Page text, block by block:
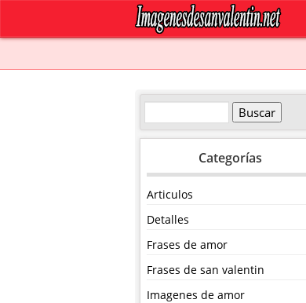
Categorías
Articulos
Detalles
Frases de amor
Frases de san valentin
Imagenes de amor